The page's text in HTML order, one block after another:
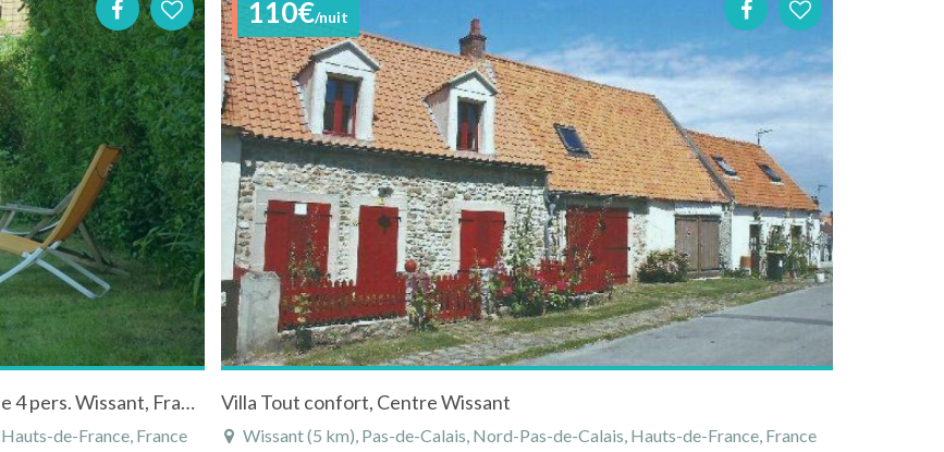
Maison de pêcheur/ Vissershuis/fisherman house 4 pers. Wissant, France
de-France, France
110€/nuit
Villa Tout confort, Centre Wissant
Wissant (5 km), Pas-de-Calais, Nord-Pas-de-Calais, Hauts-de-France, France